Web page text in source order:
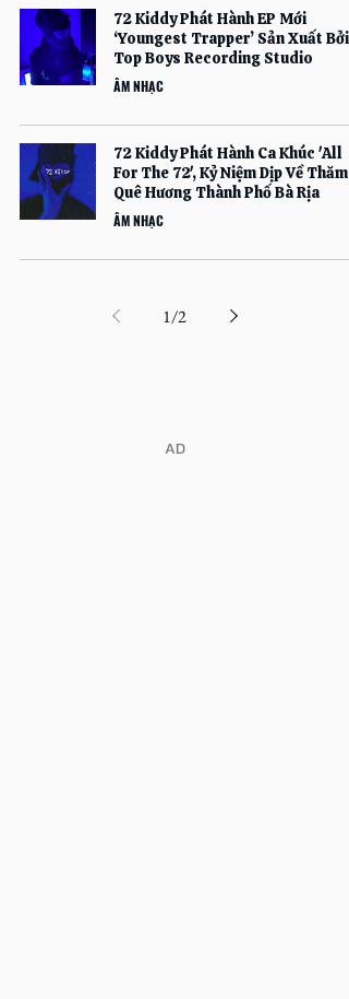
72 Kiddy Phát Hành EP Mới
‘Youngest Trapper’ Sản Xuất Bởi
Top Boys Recording Studio
ÂM NHẠC
72 Kiddy Phát Hành Ca Khúc 'All
For The 72', Kỷ Niệm Dịp Về Thăm
Quê Hương Thành Phố Bà Rịa
ÂM NHẠC
1/2
​AD